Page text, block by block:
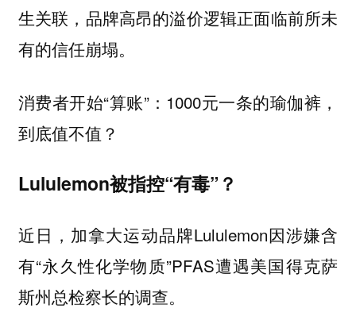
生关联，品牌高昂的溢价逻辑正面临前所未
有的信任崩塌。
消费者开始“算账”：1000元一条的瑜伽裤，
到底值不值？
Lululemon被指控“有毒”？
近日，加拿大运动品牌Lululemon因涉嫌含
有“永久性化学物质”PFAS遭遇美国得克萨
斯州总检察长的调查。